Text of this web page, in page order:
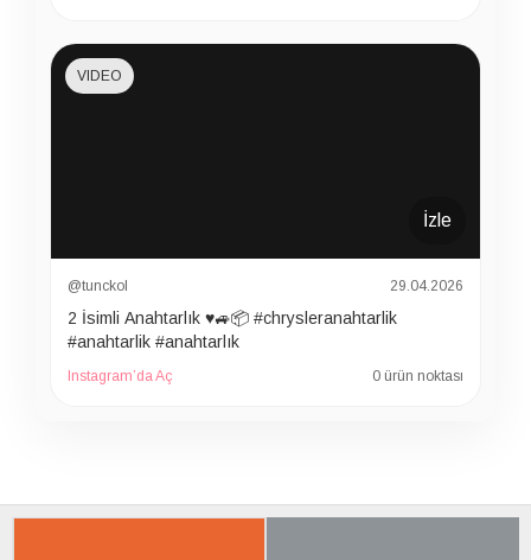
İzle
VIDEO
@tunckol 29.04.2026
2 İsimli Anahtarlık ♥️🚙📦 #chrysleranahtarlik
#anahtarlik #anahtarlık
Instagram’da Aç 0 ürün noktası